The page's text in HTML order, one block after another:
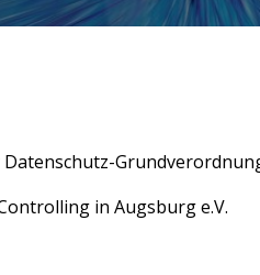
Grundverordnung
in Augsburg e.V.